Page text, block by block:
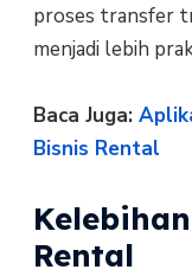
proses transfer
menjadi lebih
Baca Juga:
Bisnis Rental
Rental